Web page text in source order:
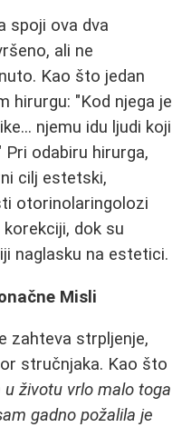
spoji ova dva
ali ne
Kao što jedan
hirurgu: "Kod njega je
njemu idu ljudi koji
Pri odabiru hirurga,
cilj estetski,
otorinolaringolozi
dok su
naglasku na estetici.
Misli
zahteva strpljenje,
stručnjaka. Kao što
u životu vrlo malo toga
gadno požalila je